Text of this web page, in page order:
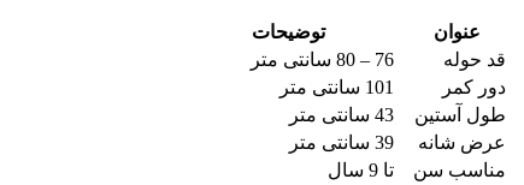
عنوان
توضیحات
قد حوله
دور کمر
طول آستین
عرض شانه
مناسب سن
تا 9 سال